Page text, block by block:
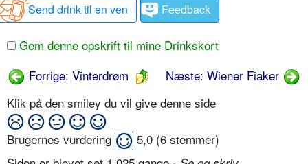
Send drink til en ven
Feedback
Gem denne opskrift til mine Drinkskort
Forrige: Vinterdrøm
Næste: Wiener Fiaker
Klik på den smiley du vil give denne side
Brugernes vurdering 5,0 (6 stemmer)